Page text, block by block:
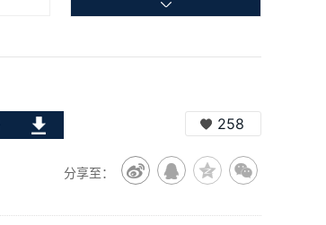
258
分享至：